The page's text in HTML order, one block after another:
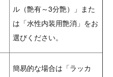
ル（艶有～3分艶）」また
は「水性内装用艶消」をお
選びください。
簡易的な場合は「ラッカ